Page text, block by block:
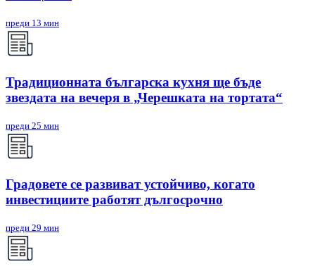
преди 13 мин
Традиционната българска кухня ще бъде
звездата на вечеря в „Черешката на тортата“
преди 25 мин
Градовете се развиват устойчиво, когато
инвестициите работят дългосрочно
преди 29 мин